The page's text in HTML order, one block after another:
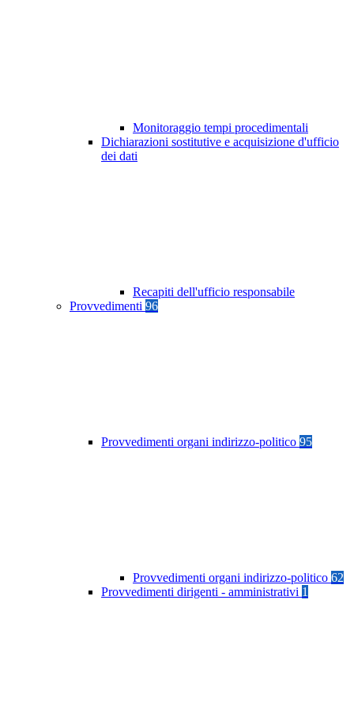
Monitoraggio tempi procedimentali
Dichiarazioni sostitutive e acquisizione d'ufficio
dei dati
Recapiti dell'ufficio responsabile
Provvedimenti 96
Provvedimenti organi indirizzo-politico 95
Provvedimenti organi indirizzo-politico 62
Provvedimenti dirigenti - amministrativi 1